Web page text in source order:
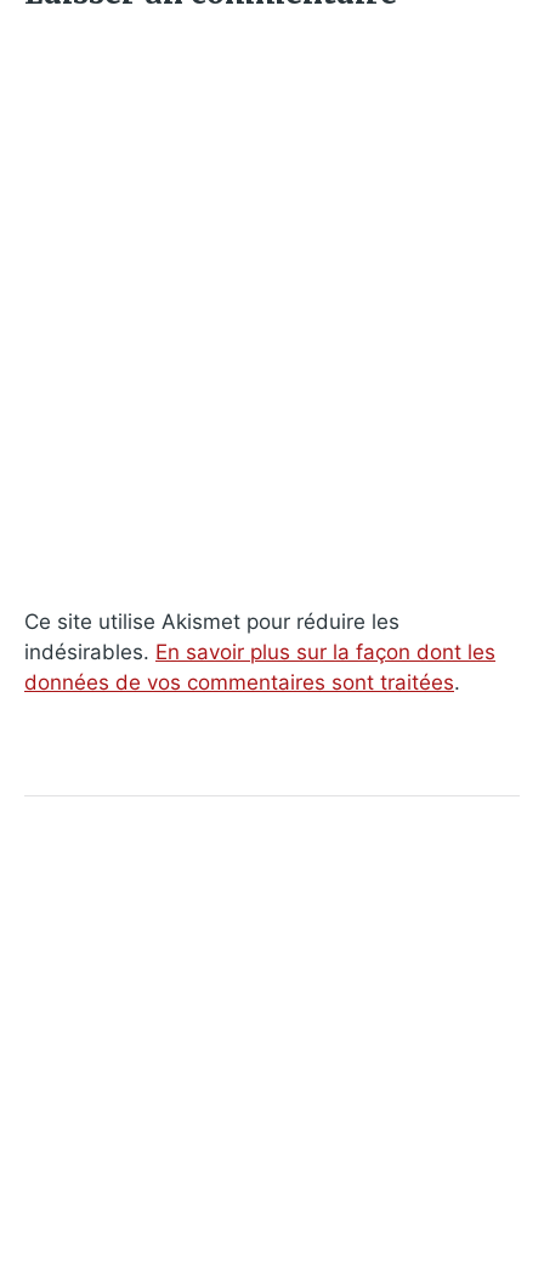
Ce site utilise Akismet pour réduire les
indésirables. En savoir plus sur la façon dont les
données de vos commentaires sont traitées.